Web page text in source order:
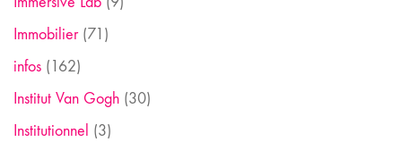
Immobilier(71)
infos (162)
Institut Van Gogh (30)
Institutionnel (3)